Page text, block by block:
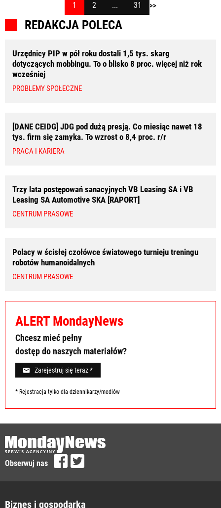
1 2 ... 31 >>
REDAKCJA POLECA
Urzędnicy PIP w pół roku dostali 1,5 tys. skarg
dotyczących mobbingu. To o blisko 8 proc. więcej niż rok
wcześniej
PROBLEMY SPOŁECZNE
[DANE CEIDG] JDG pod dużą presją. Co miesiąc nawet 18
tys. firm się zamyka. To wzrost o 8,4 proc. r/r
PRACA I KARIERA
Trzy lata postępowań sanacyjnych VB Leasing SA i VB
Leasing SA Automotive SKA [RAPORT]
CENTRUM PRASOWE
Polacy w ścisłej czołówce światowego turnieju treningu
robotów humanoidalnych
CENTRUM PRASOWE
ALERT MondayNews
Chcesz mieć pełny
dostęp do naszych materiałów?
Zarejestruj się teraz *
* Rejestracja tylko dla dziennikarzy/mediów
Obserwuj nas
Biznes i gospodarka